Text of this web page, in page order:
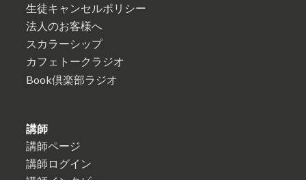
生徒キャンセルポリシー
法人のお客様へ
スカラーシップ
カフェトークラジオ
Book倶楽部ラジオ
講師
講師ページ
講師ログイン